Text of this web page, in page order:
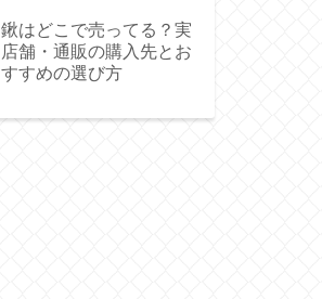
鍬はどこで売ってる？実
店舗・通販の購入先とお
すすめの選び方